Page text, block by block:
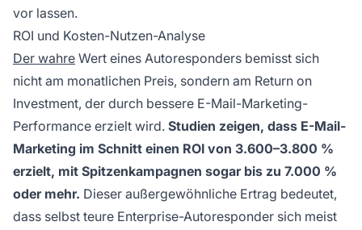
vor lassen.
ROI und Kosten-Nutzen-Analyse
Der wahre Wert eines Autoresponders bemisst sich
nicht am monatlichen Preis, sondern am Return on
Investment, der durch bessere E-Mail-Marketing-
Performance erzielt wird. Studien zeigen, dass E-Mail-
Marketing im Schnitt einen ROI von 3.600–3.800 %
erzielt, mit Spitzenkampagnen sogar bis zu 7.000 %
oder mehr. Dieser außergewöhnliche Ertrag bedeutet,
dass selbst teure Enterprise-Autoresponder sich meist